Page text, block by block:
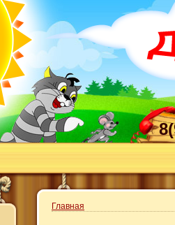
Главная